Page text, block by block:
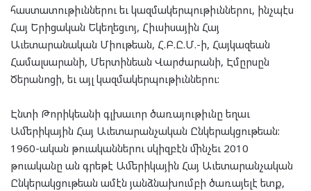
հաստատութիւններու եւ կազմակերպութիւններու, ինչպէս
Հայ Երիցական Եկեղեցւոյ, Հիւսիսային Հայ
Աւետարանական Միութեան, Հ.Բ.Ը.Մ.-ի, Հայկազեան
Համալսարանի, Մերտինեան Վարժարանի, Էմըրսըն
Ծերանոցի, եւ այլ կազմակերպութիւններու:
Էնտի Թորիկեանի գլխաւոր ծառայութիւնը եղաւ
Ամերիկային Հայ Աւետարանչական Ընկերակցութեան:
1960-ական թուականներու սկիզբէն մինչեւ 2010
թուականը ան գրեթէ Ամերիկային Հայ Աւետարանչական
Ընկերակցութեան ամէն յանձնախումբի ծառայելէ ետք,